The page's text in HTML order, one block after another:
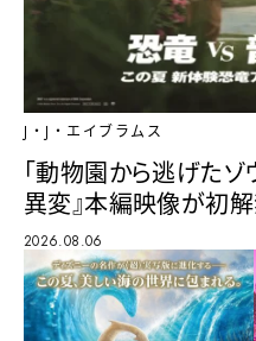
J・J・エイブラムス
「動物園から逃げたゾ
異変』本編映像が初
2026.08.06